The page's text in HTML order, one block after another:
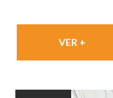
VER +